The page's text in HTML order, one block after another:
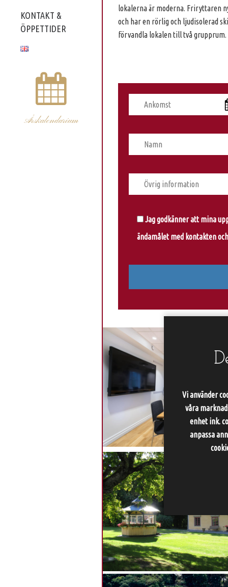
KONTAKT &
ÖPPETTIDER
Årskalendarium
lokalerna är moderna. Friryttaren
och har en rörlig och ljudisolerad
förvandla lokalen till två grupprum.
Jag godkänner att mina
ändamålet med kontakten
Vi använder
våra
enhet ink.
anpassa